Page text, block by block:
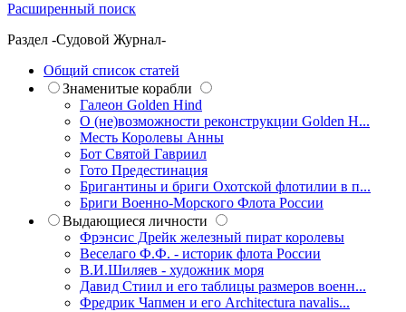
Расширенный поиск
Раздел -Судовой Журнал-
Общий список статей
Знаменитые корабли
Галеон Golden Hind
О (не)возможности реконструкции Golden H...
Месть Королевы Анны
Бот Святой Гавриил
Гото Предестинация
Бригантины и бриги Охотской флотилии в п...
Бриги Военно-Морского Флота России
Выдающиеся личности
Фрэнсис Дрейк железный пират королевы
Веселаго Ф.Ф. - историк флота России
В.И.Шиляев - художник моря
Давид Стиил и его таблицы размеров военн...
Фредрик Чапмен и его Architectura navalis...